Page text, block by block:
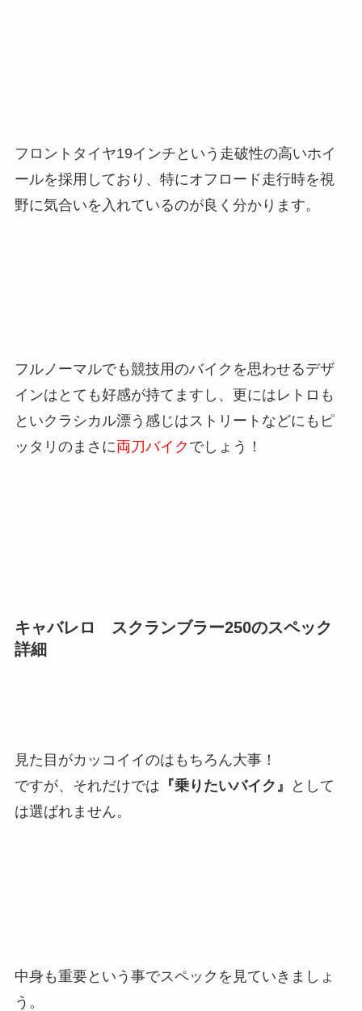
フロントタイヤ19インチという走破性の高いホイ
ールを採用しており、特にオフロード走行時を視
野に気合いを入れているのが良く分かります。
フルノーマルでも競技用のバイクを思わせるデザ
インはとても好感が持てますし、更にはレトロも
といクラシカル漂う感じはストリートなどにもピ
ッタリのまさに両刀バイク でしょう！
キャバレロ スクランブラー250のスペック
詳細
見た目がカッコイイのはもちろん大事！
ですが、それだけでは 『乗りたいバイク』
として
は選ばれません。
中身も重要という事でスペックを見ていきましょ
う。